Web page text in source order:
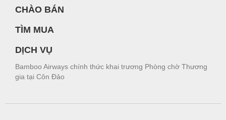
CHÀO BÁN
TÌM MUA
DỊCH VỤ
Bamboo Airways chính thức khai trương Phòng chờ Thương
gia tại Côn Đảo